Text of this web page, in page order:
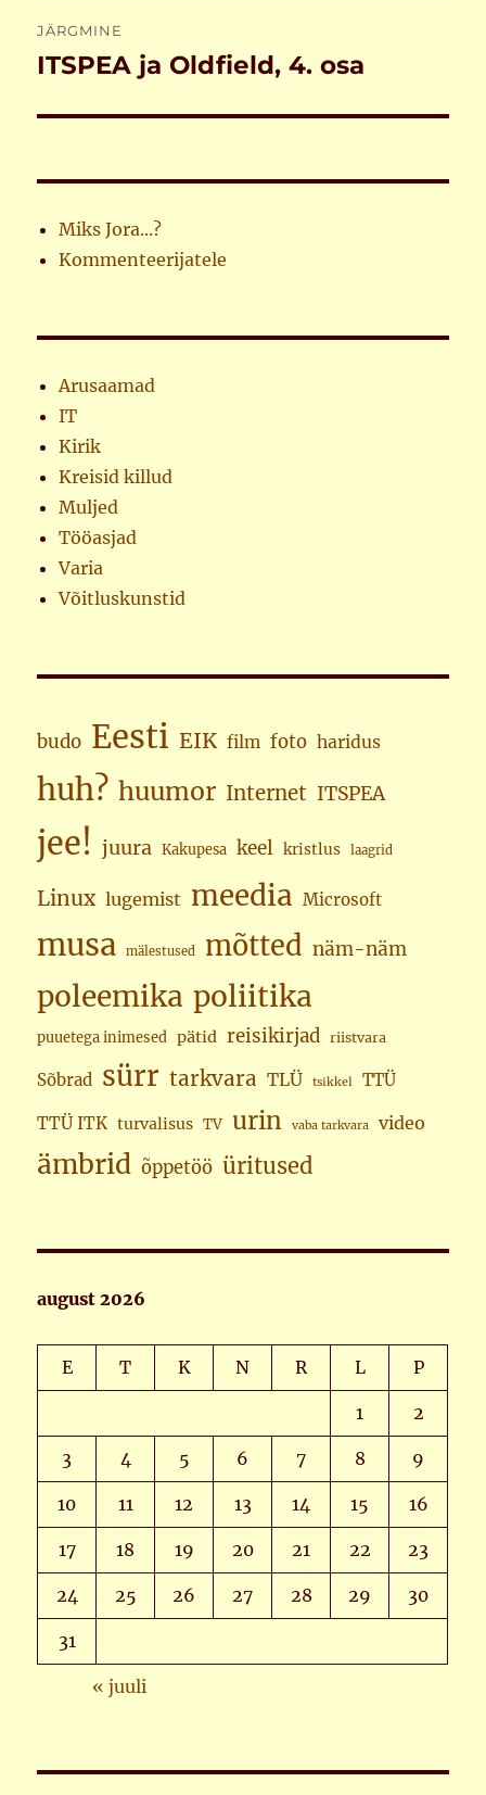
JÄRGMINE
Järgmine
ITSPEA ja Oldfield, 4. osa
Miks Jora...?
Kommenteerijatele
Arusaamad
IT
Kirik
Kreisid killud
Muljed
Tööasjad
Varia
Võitluskunstid
budo Eesti EIK film foto haridus
huh? huumor Internet ITSPEA
jee! juura Kakupesa keel kristlus laagrid
Linux lugemist meedia Microsoft
musa mälestused mõtted näm-näm
poleemika poliitika
puuetega inimesed pätid reisikirjad riistvara
Sõbrad sürr tarkvara TLÜ tsikkel TTÜ
TTÜ ITK turvalisus TV urin vaba tarkvara video
ämbrid õppetöö üritused
august 2026
E T K N R L P
1 2
3 4 5 6 7 8 9
10 11 12 13 14 15 16
17 18 19 20 21 22 23
24 25 26 27 28 29 30
31
« juuli